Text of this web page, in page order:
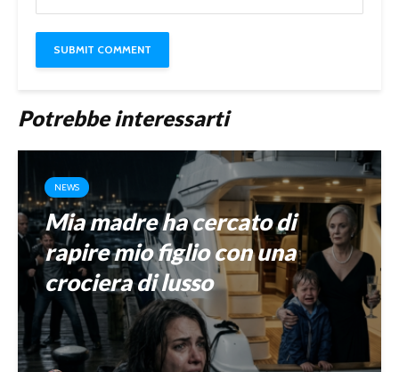
Potrebbe interessarti
NEWS
Mia madre ha cercato di
rapire mio figlio con una
crociera di lusso